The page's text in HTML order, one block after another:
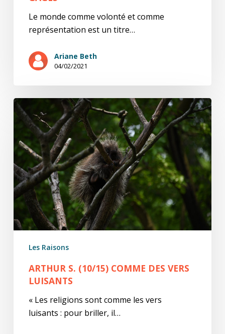
Le monde comme volonté et comme
représentation est un titre…
Ariane Beth
04/02/2021
Arthur
(10/15)
Comme
des
vers
luisants
Les Raisons
ARTHUR S. (10/15) COMME DES VERS
LUISANTS
« Les religions sont comme les vers
luisants : pour briller, il…